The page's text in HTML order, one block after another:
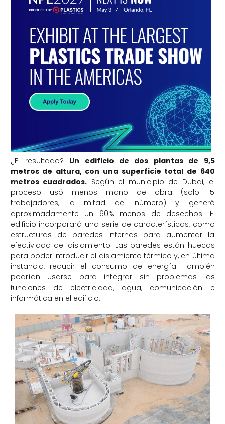
¿El resultado? Un edificio de dos plantas de 9,5
metros de altura, con una superficie total de 640
metros cuadrados. Según el municipio de Dubai, el
proceso usó menos mano de obra (solo 15
trabajadores, la mitad del número) y generó
aproximadamente un 60% menos de desechos. El
edificio incorporará una serie de características, como
estructuras de paredes internas para aumentar la
efectividad del aislamiento. Las paredes están huecas
para poder introducir el aislamiento térmico y, en última
instancia, reducir el consumo de energía. También
podrían usarse para integrar sin problemas las
funciones de electricidad, agua, comunicación e
informática en el edificio.